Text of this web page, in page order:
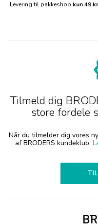
Levering til pakkeshop kun 49
Tilmeld dig
store fordele
Når du tilmelder dig vores
af BRODERS kundeklub.